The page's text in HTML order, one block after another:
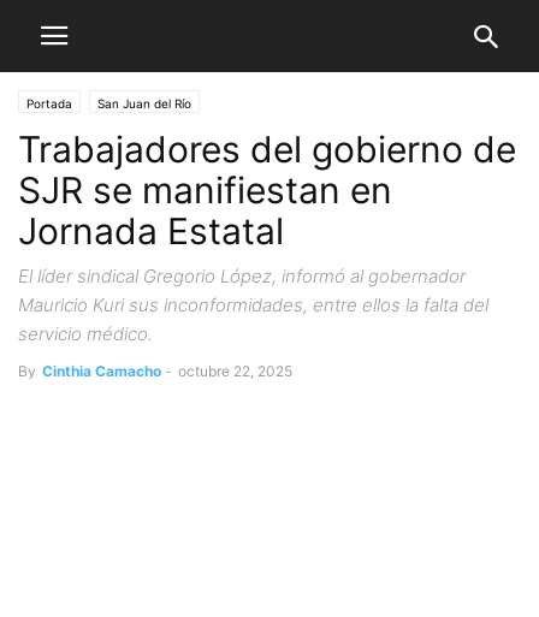
Portada San Juan del Río
Trabajadores del gobierno de
SJR se manifiestan en
Jornada Estatal
El líder sindical Gregorio López, informó al gobernador
Mauricio Kuri sus inconformidades, entre ellos la falta del
servicio médico.
By Cinthia Camacho - octubre 22, 2025